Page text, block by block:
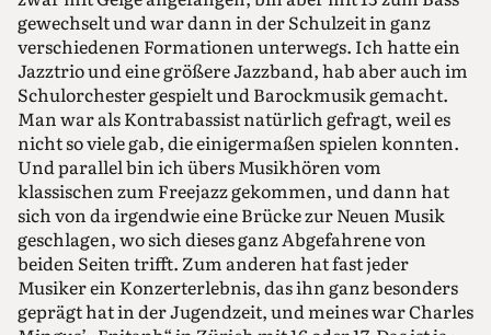
gewechselt und war dann in der Schulzeit in ganz
verschiedenen Formationen unterwegs. Ich hatte ein
Jazztrio und eine größere Jazzband, hab aber auch im
Schulorchester gespielt und Barockmusik gemacht.
Man war als Kontrabassist natürlich gefragt, weil es
nicht so viele gab, die einigermaßen spielen konnten.
Und parallel bin ich übers Musikhören vom
klassischen zum Freejazz gekommen, und dann hat
sich von da irgendwie eine Brücke zur Neuen Musik
geschlagen, wo sich dieses ganz Abgefahrene von
beiden Seiten trifft. Zum anderen hat fast jeder
Musiker ein Konzerterlebnis, das ihn ganz besonders
geprägt hat in der Jugendzeit, und meines war Charles